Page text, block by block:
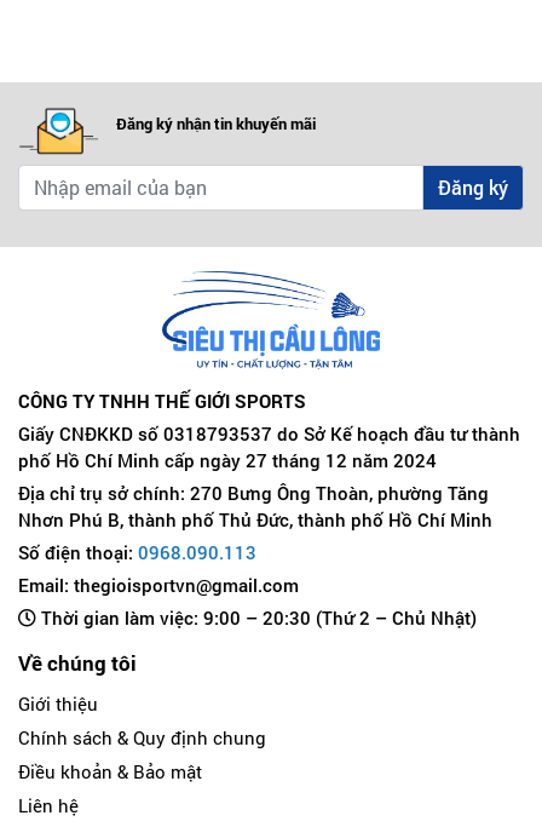
Đăng ký
Giấy CNĐKKD số 0318793537 do Sở Kế hoạch đầu tư thành
phố Hồ Chí Minh cấp ngày 27 tháng 12 năm 2024
Địa chỉ trụ sở chính: 270 Bưng Ông Thoàn, phường Tăng
Nhơn Phú B, thành phố Thủ Đức, thành phố Hồ Chí Minh
Số điện thoại:
Email: thegioisportvn@gmail.com
Thời gian làm việc: 9:00 – 20:30 (Thứ 2 – Chủ Nhật)
Về chúng tôi
Giới thiệu
Chính sách & Quy định chung
Điều khoản & Bảo mật